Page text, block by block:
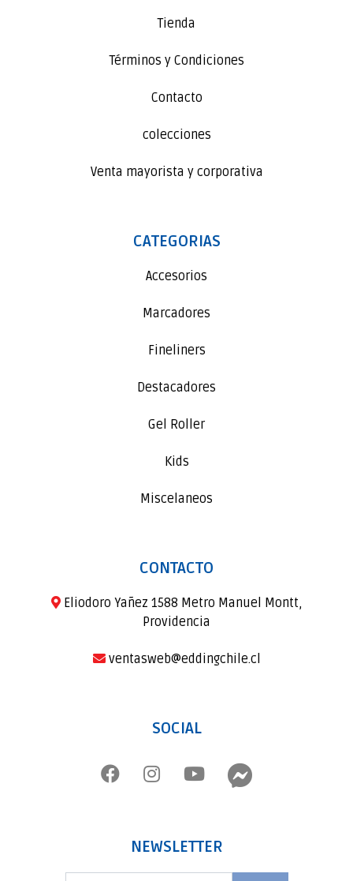
Tienda
Términos y Condiciones
Contacto
colecciones
Venta mayorista y corporativa
CATEGORIAS
Accesorios
Marcadores
Fineliners
Destacadores
Gel Roller
Kids
Miscelaneos
CONTACTO
Eliodoro Yañez 1588 Metro Manuel Montt,
Providencia
ventasweb@eddingchile.cl
SOCIAL
NEWSLETTER